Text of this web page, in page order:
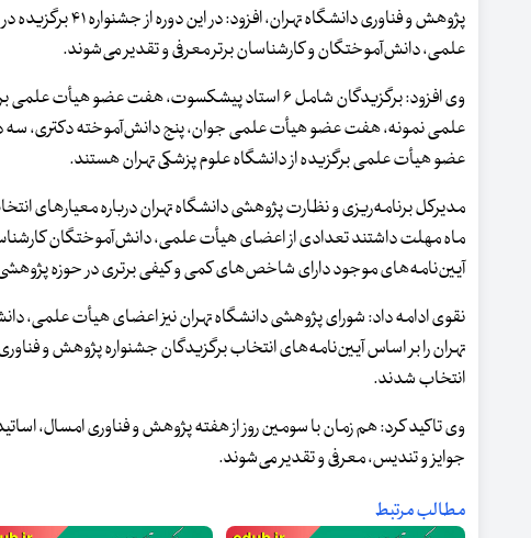
پژوهش و فناوری دانشگاه
علمی، دانش‌آموختگان و کارشناسان برتر معرفی و تقدیر می‌شوند.
وی افزود: برگزیدگان شامل ۶ استاد پیشکسوت، هفت
عضو هیأت علمی برگزیده از دانشگاه علوم پزشکی تهران هستند.
مدیرکل برنامه‌ریزی و نظارت پژوهشی دانشگاه تهران درباره معیارهای
ماه مهلت داشتند تعدادی از اعضای هیأت علمی، دانش‌آموختگان
آیین‌نامه‌های موجود دارای شاخص‌های کمی و کیفی برتری در حوزه پژوهشی
نقوی ادامه داد: شورای پژوهشی دانشگاه تهران نیز اعضای هیأت
انتخاب شدند.
وی تاکید کرد: هم زمان با سومین روز از هفته پژوهش و فناوری امسال،
جوایز و تندیس، معرفی و تقدیر می‌شوند.
مطالب مرتبط